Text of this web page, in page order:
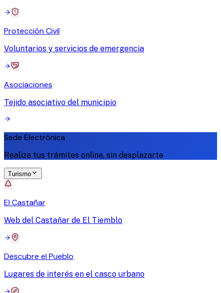
Protección Civil
Voluntarios y servicios de emergencia
Asociaciones
Tejido asociativo del municipio
Sede Electrónica
Realiza tus trámites online, sin desplazarte
Turismo
El Castañar
Web del Castañar de El Tiemblo
Descubre el Pueblo
Lugares de interés en el casco urbano